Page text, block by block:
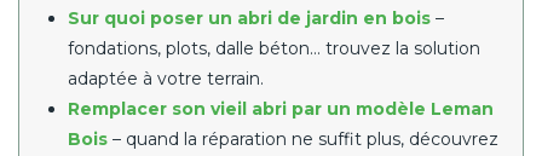
Sur quoi poser un abri de jardin en bois –
fondations, plots, dalle béton… trouvez la solution
adaptée à votre terrain.
Remplacer son vieil abri par un modèle Leman
Bois – quand la réparation ne suffit plus, découvrez